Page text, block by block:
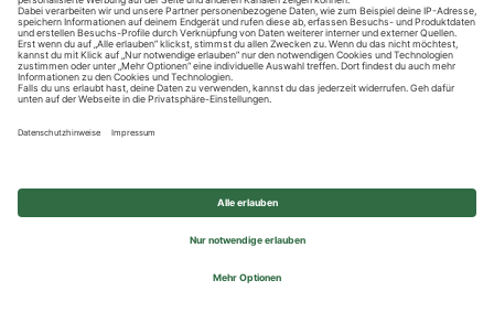
Impressum
Privatsphäre-Einstellungen
© 2026 REWE Group - All rights reserved